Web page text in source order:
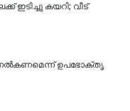
ഇടിച്ചു കയറി; വീട്
നൽകണമെന്ന് ഉപഭോക്തൃ